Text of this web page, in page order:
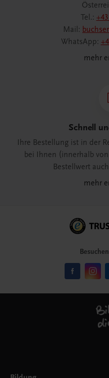
Tel.:
Mail:
WhatsApp:
mehr
Schnell
Ihre Bestellung ist in der
bei Ihnen (innerhalb
Bestellwert
mehr